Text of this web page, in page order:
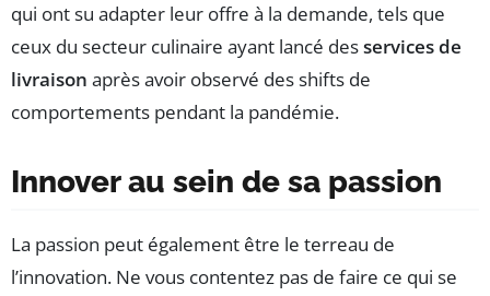
qui ont su adapter leur offre à la demande, tels que
ceux du secteur culinaire ayant lancé desservices de
livraison après avoir observé des shifts de
comportements pendant la pandémie.
Innover au sein de sa passion
La passion peut également être le terreau de
l’innovation. Ne vous contentez pas de faire ce qui se